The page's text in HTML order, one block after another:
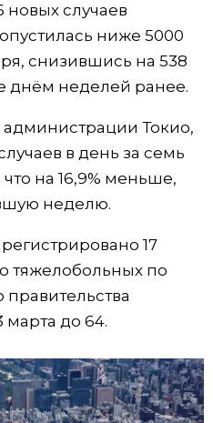
новых случаев
ниже 5000
снизившись на 538
днём неделей ранее.
Токио,
в день за семь
на 16,9% меньше,
неделю.
17
тяжелобольных по
марта до 64.